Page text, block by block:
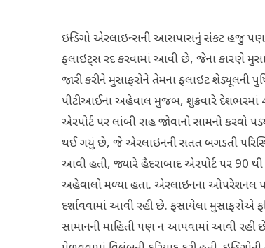
ઇન્ડિગો એરલાઇન્સની આસપાસનું સંકટ હજુ પણ
ફ્લાઇટ્સ રદ કરવામાં આવી છે, જેના કારણે
જારી કરીને મુસાફરોને તેમના ફ્લાઇટ
પીટીઆઈના અહેવાલ મુજબ, શુક્રવારે દેશભરમાં
એરપોર્ટ પર લાંબી રાહ જોવાનો સામનો કરવો
થઈ ગયું છે, જે એરલાઇનની સતત બગડતી
આવી હતી, જ્યારે હૈદરાબાદ એરપોર્ટ પર 90
અહેવાલો મળ્યા હતા. એરલાઇનના ઓપરેશનલ
દર્શાવવામાં આવી રહી છે. ફસાયેલા મુસાફરોએ
સામાનની માહિતી પણ ન આપવામાં આવી રહી